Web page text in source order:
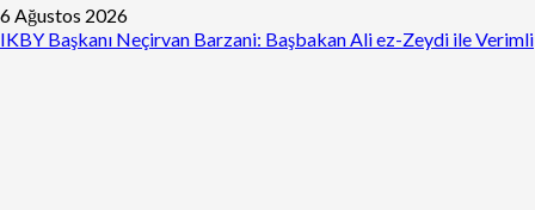
6 Ağustos 2026
IKBY Başkanı Neçirvan Barzani: Başbakan Ali ez-Zeydi ile Verimli